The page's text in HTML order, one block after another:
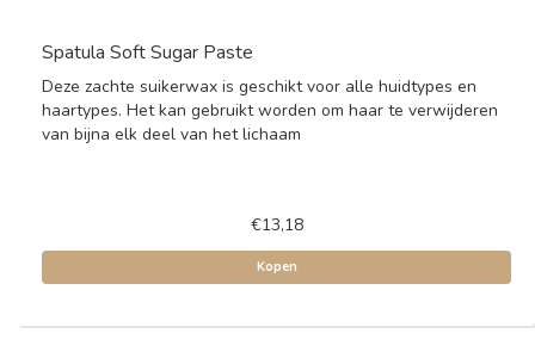
Spatula Soft Sugar Paste
Deze zachte suikerwax is geschikt voor alle huidtypes en
haartypes. Het kan gebruikt worden om haar te verwijderen
van bijna elk deel van het lichaam
€13,18
Kopen